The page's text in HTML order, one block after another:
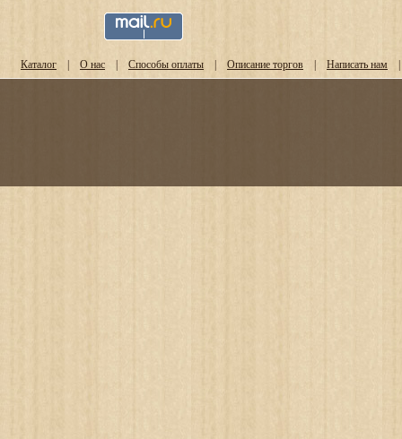
Каталог | О нас | Способы оплаты | Описание торгов | Написать нам |